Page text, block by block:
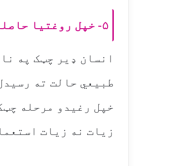
۵- خپل روغتیا حاصلول:
انسان ډیر چټک په
طبیعي حالت ته
زیات نه زیات